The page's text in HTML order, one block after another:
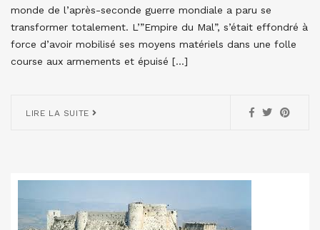
monde de l’après-seconde guerre mondiale a paru se
transformer totalement. L’”Empire du Mal”, s’était effondré à
force d’avoir mobilisé ses moyens matériels dans une folle
course aux armements et épuisé […]
LIRE LA SUITE